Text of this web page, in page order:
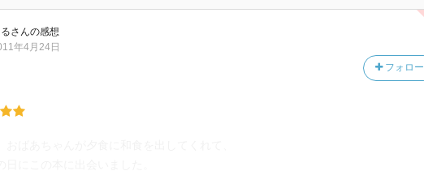
ご飯炊くことやおにぎり作るといった初歩のものにもレシピが成立する。
り方１つ１つに価値があるのだ。
味ぶかかった。
くさい』で済ますのは料理に限らずよくないよね。
さんの感想
フォロー
年4月24日